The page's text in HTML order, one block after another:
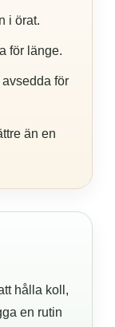
i örat.
för länge.
för
än en
hålla koll,
en rutin